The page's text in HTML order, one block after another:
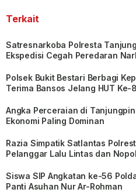
Terkait
Satresnarkoba Polresta
Ekspedisi Cegah Peredaran
Polsek Bukit Bestari Berbagi
Terima Bansos Jelang HUT Ke-
Angka Perceraian di
Ekonomi Paling Dominan
Razia Simpatik Satlantas
Pelanggar Lalu Lintas dan
Siswa SIP Angkatan ke-56
Panti Asuhan Nur Ar-Rohman